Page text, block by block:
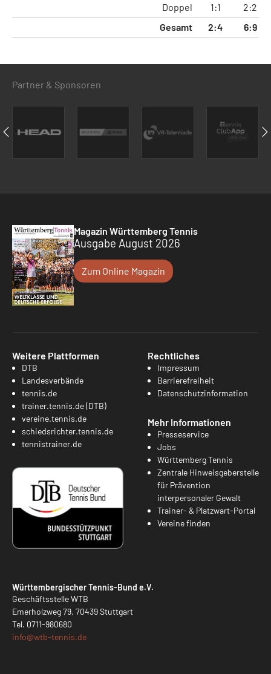
Doppel 1:1 2:2
Gesamt
2:4 6:9
Partner & Sponsoren
Magazin Württemberg Tennis
Ausgabe August 2026
Zum Online Magazin
Weitere Plattformen
DTB
Landesverbände
tennis.de
trainer.tennis.de (DTB)
vereine.tennis.de
schiedsrichter.tennis.de
tennistrainer.de
Rechtliches
Impressum
Barrierefreiheit
Datenschutzinformation
Mehr Informationen
Presseservice
Jobs
Württemberg Tennis
Zentrale Hinweisgeberstelle
für Prävention
interpersonaler Gewalt
Trainer- & Platzwart-Portal
Vereine finden
Württembergischer Tennis-Bund e.V.
Geschäftsstelle WTB
Emerholzweg 79, 70439 Stuttgart
Tel. 0711-980680
info@wtb-tennis.de